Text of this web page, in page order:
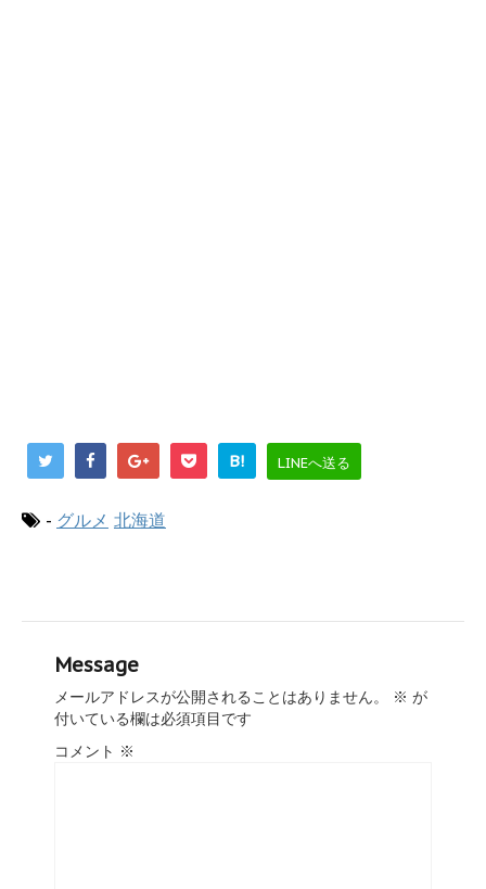
B! LINEへ送る
- グルメ 北海道
Message
メールアドレスが公開されることはありません。 ※ が
付いている欄は必須項目です
コメント ※